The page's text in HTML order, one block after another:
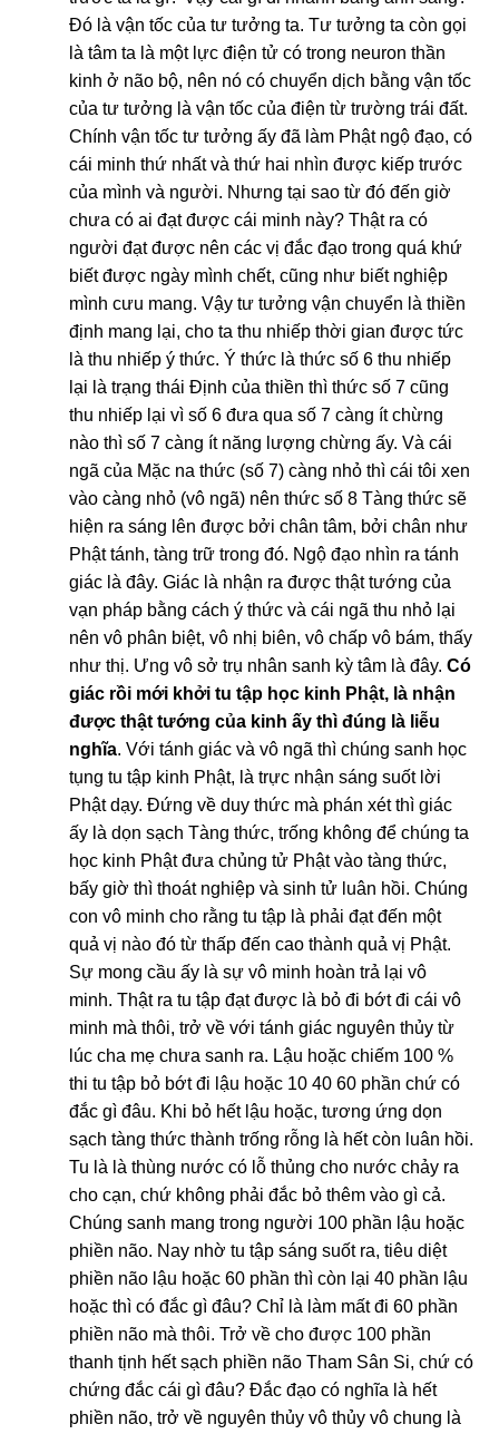
Đó là vận tốc của tư tưởng ta. Tư tưởng ta còn gọi
là tâm ta là một lực điện tử có trong neuron thần
kinh ở não bộ, nên nó có chuyển dịch bằng vận tốc
của tư tưởng là vận tốc của điện từ trường trái đất.
Chính vận tốc tư tưởng ấy đã làm Phật ngộ đạo, có
cái minh thứ nhất và thứ hai nhìn được kiếp trước
của mình và người. Nhưng tại sao từ đó đến giờ
chưa có ai đạt được cái minh này? Thật ra có
người đạt được nên các vị đắc đạo trong quá khứ
biết được ngày mình chết, cũng như biết nghiệp
mình cưu mang. Vậy tư tưởng vận chuyển là thiền
định mang lại, cho ta thu nhiếp thời gian được tức
là thu nhiếp ý thức. Ý thức là thức số 6 thu nhiếp
lại là trạng thái Định của thiền thì thức số 7 cũng
thu nhiếp lại vì số 6 đưa qua số 7 càng ít chừng
nào thì số 7 càng ít năng lượng chừng ấy. Và cái
ngã của Mặc na thức (số 7) càng nhỏ thì cái tôi xen
vào càng nhỏ (vô ngã) nên thức số 8 Tàng thức sẽ
hiện ra sáng lên được bởi chân tâm, bởi chân như
Phật tánh, tàng trữ trong đó. Ngộ đạo nhìn ra tánh
giác là đây. Giác là nhận ra được thật tướng của
vạn pháp bằng cách ý thức và cái ngã thu nhỏ lại
nên vô phân biệt, vô nhị biên, vô chấp vô bám, thấy
như thị. Ưng vô sở trụ nhân sanh kỳ tâm là đây.Có
giác rồi mới khởi tu tập học kinh Phật, là nhận
được thật tướng của kinh ấy thì đúng là liễu
nghĩa. Với tánh giác và vô ngã thì chúng sanh học
tụng tu tập kinh Phật, là trực nhận sáng suốt lời
Phật dạy. Đứng về duy thức mà phán xét thì giác
ấy là dọn sạch Tàng thức, trống không để chúng ta
học kinh Phật đưa chủng tử Phật vào tàng thức,
bấy giờ thì thoát nghiệp và sinh tử luân hồi. Chúng
con vô minh cho rằng tu tập là phải đạt đến một
quả vị nào đó từ thấp đến cao thành quả vị Phật.
Sự mong cầu ấy là sự vô minh hoàn trả lại vô
minh. Thật ra tu tập đạt được là bỏ đi bớt đi cái vô
minh mà thôi, trở về với tánh giác nguyên thủy từ
lúc cha mẹ chưa sanh ra. Lậu hoặc chiếm 100 %
thi tu tập bỏ bớt đi lậu hoặc 10 40 60 phần chứ có
đắc gì đâu. Khi bỏ hết lậu hoặc, tương ứng dọn
sạch tàng thức thành trống rỗng là hết còn luân hồi.
Tu là là thùng nước có lỗ thủng cho nước chảy ra
cho cạn, chứ không phải đắc bỏ thêm vào gì cả.
Chúng sanh mang trong người 100 phần lậu hoặc
phiền não. Nay nhờ tu tập sáng suốt ra, tiêu diệt
phiền não lậu hoặc 60 phần thì còn lại 40 phần lậu
hoặc thì có đắc gì đâu? Chỉ là làm mất đi 60 phần
phiền não mà thôi. Trở về cho được 100 phần
thanh tịnh hết sạch phiền não Tham Sân Si, chứ có
chứng đắc cái gì đâu? Đắc đạo có nghĩa là hết
phiền não, trở về nguyên thủy vô thủy vô chung là